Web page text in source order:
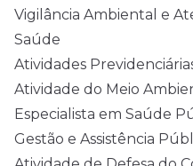
Vigilância Ambiental e
Saúde
Atividades
Atividade do Meio
Especialista em Saúde
Gestão e Assistência